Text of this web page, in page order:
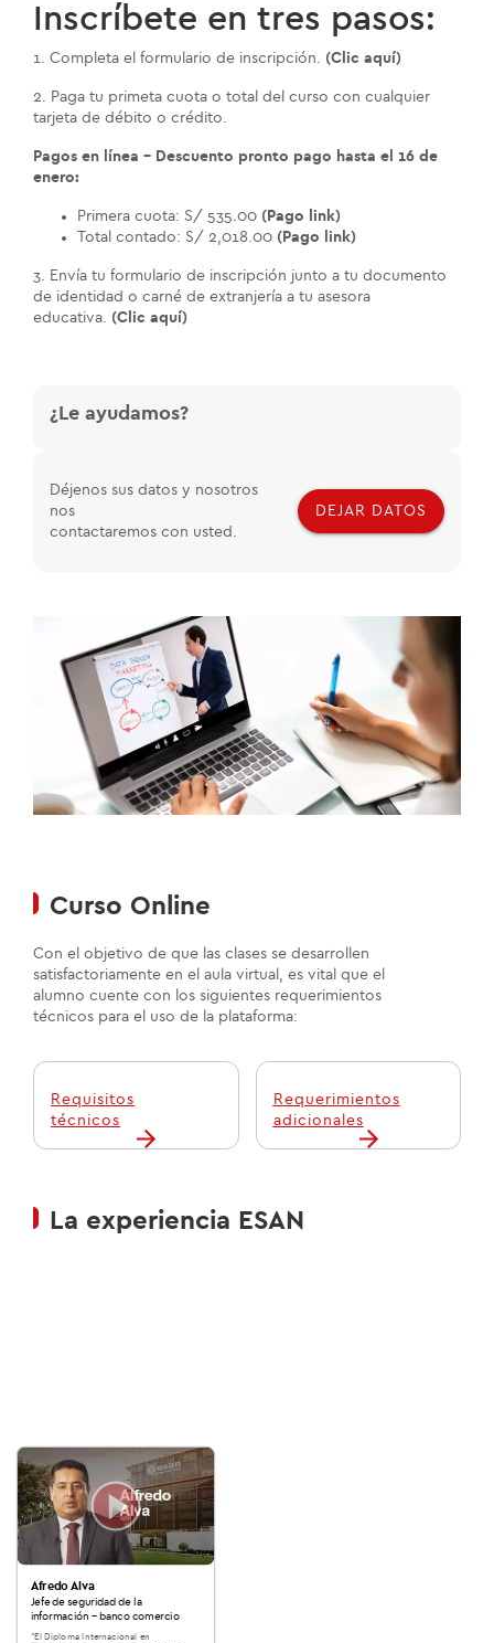
Inscríbete en tres pasos:
1. Completa el formulario de inscripción. (Clic aquí)
2. Paga tu primeta cuota o total del curso con cualquier
tarjeta de débito o crédito.
Pagos en línea - Descuento pronto pago hasta el 16 de
enero:
Primera cuota: S/ 535.00 (Pago link)
Total contado: S/ 2,018.00 (Pago link)
3. Envía tu formulario de inscripción junto a tu documento
de identidad o carné de extranjería a tu asesora
educativa. (Clic aquí)
¿Le ayudamos?
Déjenos sus datos y nosotros
nos
contactaremos con usted.
DEJAR DATOS
Curso Online
Con el objetivo de que las clases se desarrollen
satisfactoriamente en el aula virtual, es vital que el
alumno cuente con los siguientes requerimientos
técnicos para el uso de la plataforma:
Requisitos
técnicos
Requerimientos
adicionales
La experiencia ESAN
Afredo Alva
Jefe de seguridad de la
información - banco comercio
“El Diploma Internacional en